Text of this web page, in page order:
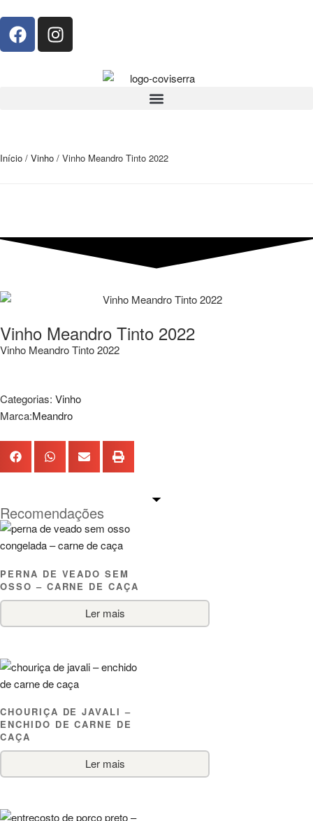
Início / Vinho / Vinho Meandro Tinto 2022
Vinho Meandro Tinto 2022
Vinho Meandro Tinto 2022
Categorias: Vinho
Marca:Meandro
Recomendações
PERNA DE VEADO SEM
OSSO – CARNE DE CAÇA
Ler mais
CHOURIÇA DE JAVALI –
ENCHIDO DE CARNE DE
CAÇA
Ler mais